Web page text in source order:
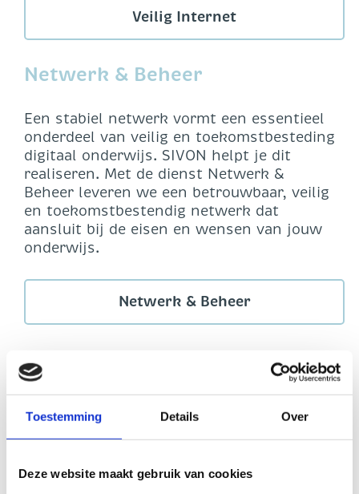
Toestemming Details Over
Deze website maakt gebruik van cookies
Veilig Internet
Netwerk & Beheer
Een stabiel netwerk vormt een essentieel
onderdeel van veilig en toekomstbesteding
digitaal onderwijs. SIVON helpt je dit
realiseren. Met de dienst Netwerk &
Beheer leveren we een betrouwbaar, veilig
en toekomstbestendig netwerk dat
aansluit bij de eisen en wensen van jouw
onderwijs.
Netwerk & Beheer
Gezamenlijk aanbesteden
devices
Elk jaar kopen schoolbesturen grote
docenten en ondersteunend personeel. Dit